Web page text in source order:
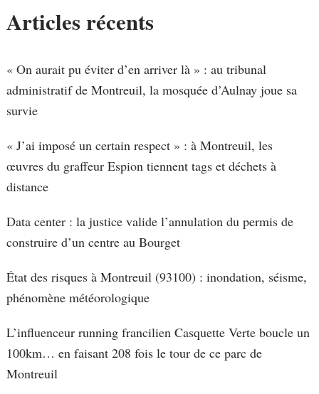
Articles récents
« On aurait pu éviter d’en arriver là » : au tribunal
administratif de Montreuil, la mosquée d’Aulnay joue sa
survie
« J’ai imposé un certain respect » : à Montreuil, les
œuvres du graffeur Espion tiennent tags et déchets à
distance
Data center : la justice valide l’annulation du permis de
construire d’un centre au Bourget
État des risques à Montreuil (93100) : inondation, séisme,
phénomène météorologique
L’influenceur running francilien Casquette Verte boucle un
100km… en faisant 208 fois le tour de ce parc de
Montreuil